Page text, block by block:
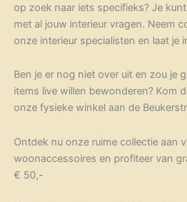
op zoek naar iets specifieks? Je
met al jouw interieur vragen. Neem
onze interieur specialisten en laat je
Ben je er nog niet over uit en zou je
items live willen bewonderen? Kom
onze fysieke winkel aan de
Ontdek nu onze ruime collectie aan
woonaccessoires en profiteer van
€ 50,-